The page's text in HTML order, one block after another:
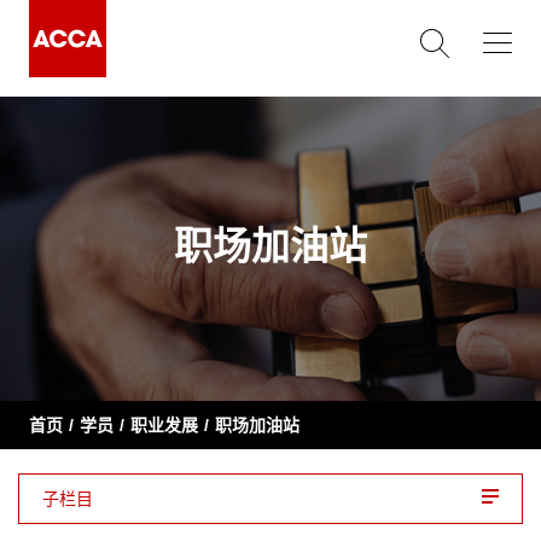
职场加油站
首页 学员 职业发展 职场加油站
子栏目